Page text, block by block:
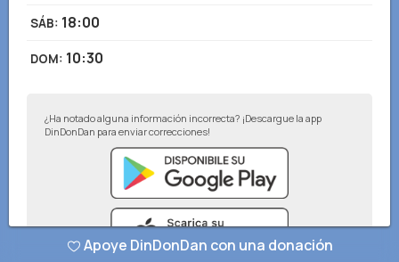
SÁB: 18:00
DOM: 10:30
¿Ha notado alguna información incorrecta? ¡Descargue la app
DinDonDan para enviar correcciones!
Apoye DinDonDan con una donación